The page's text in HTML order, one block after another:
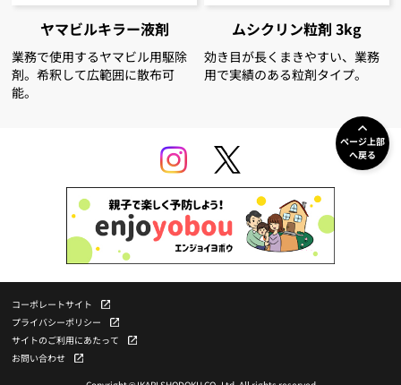
ヤマビルキラー液剤
業務で使用するヤマビル用駆除
剤。希釈して広範囲に散布可
能。
ムシクリン粒剤 3kg
効き目が長くまきやすい、業務
用で実績のある粒剤タイプ。
ページ上部
へ戻る
コーポレートサイト
プライバシーポリシー
サイトのご利用にあたって
お問い合わせ